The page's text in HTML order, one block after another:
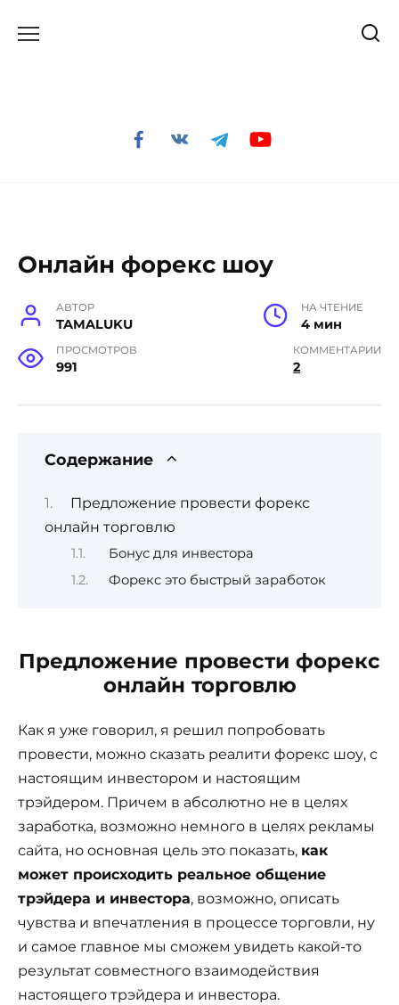
Онлайн форекс шоу
АВТОР
TAMALUKU
НА ЧТЕНИЕ
4 мин
ПРОСМОТРОВ
991
КОММЕНТАРИИ
2
Содержание
Предложение провести форекс
онлайн торговлю
Бонус для инвестора
Форекс это быстрый заработок
Предложение провести форекс
онлайн торговлю
Как я уже говорил, я решил попробовать
провести, можно сказать реалити форекс шоу, с
настоящим инвестором и настоящим
трэйдером. Причем в абсолютно не в целях
заработка, возможно немного в целях рекламы
сайта, но основная цель это показать, как
может происходить реальное общение
трэйдера и инвестора, возможно, описать
чувства и впечатления в процессе торговли, ну
и самое главное мы сможем увидеть какой-то
результат совместного взаимодействия
настоящего трэйдера и инвестора.